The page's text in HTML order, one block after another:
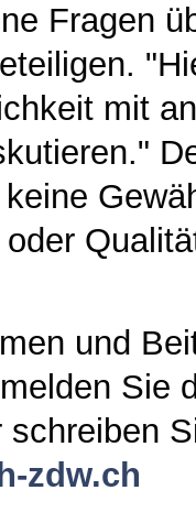
Fragen
mit
und
Sie
schreiben
zdw.ch